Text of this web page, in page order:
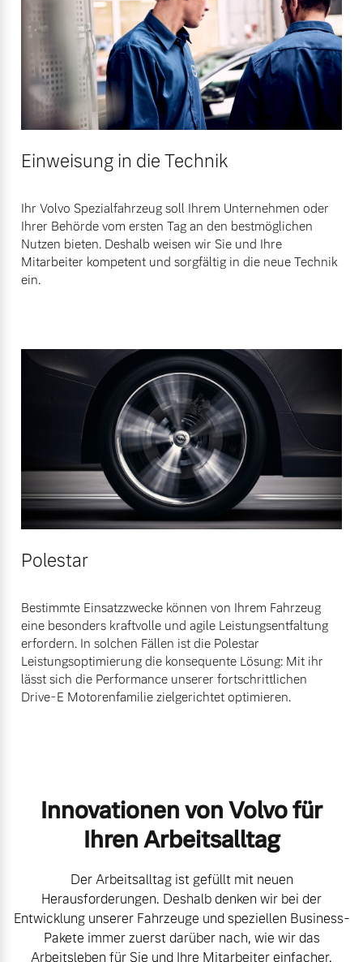
Einweisung in die Technik
Ihr Volvo Spezialfahrzeug soll Ihrem Unternehmen oder
Ihrer Behörde vom ersten Tag an den bestmöglichen
Nutzen bieten. Deshalb weisen wir Sie und Ihre
Mitarbeiter kompetent und sorgfältig in die neue Technik
ein.
Polestar
Bestimmte Einsatzzwecke können von Ihrem Fahrzeug
eine besonders kraftvolle und agile Leistungsentfaltung
erfordern. In solchen Fällen ist die Polestar
Leistungsoptimierung die konsequente Lösung: Mit ihr
lässt sich die Performance unserer fortschrittlichen
Drive-E Motorenfamilie zielgerichtet optimieren.
Innovationen von Volvo für
Ihren Arbeitsalltag
Der Arbeitsalltag ist gefüllt mit neuen
Herausforderungen. Deshalb denken wir bei der
Entwicklung unserer Fahrzeuge und speziellen Business-
Pakete immer zuerst darüber nach, wie wir das
Arbeitsleben für Sie und Ihre Mitarbeiter einfacher,